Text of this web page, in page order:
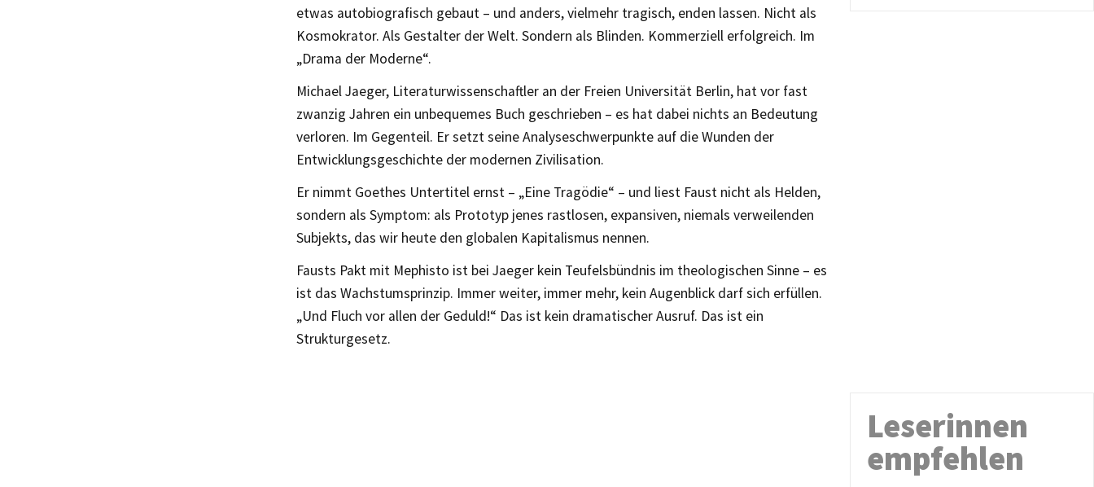
etwas autobiografisch gebaut – und anders, vielmehr tragisch, enden lassen. Nicht als
Kosmokrator. Als Gestalter der Welt. Sondern als Blinden. Kommerziell erfolgreich. Im
„Drama der Moderne“.
Michael Jaeger, Literaturwissenschaftler an der Freien Universität Berlin, hat vor fast
zwanzig Jahren ein unbequemes Buch geschrieben – es hat dabei nichts an Bedeutung
verloren. Im Gegenteil. Er setzt seine Analyseschwerpunkte auf die Wunden der
Entwicklungsgeschichte der modernen Zivilisation.
Er nimmt Goethes Untertitel ernst – „Eine Tragödie“ – und liest Faust nicht als Helden,
sondern als Symptom: als Prototyp jenes rastlosen, expansiven, niemals verweilenden
Subjekts, das wir heute den globalen Kapitalismus nennen.
Fausts Pakt mit Mephisto ist bei Jaeger kein Teufelsbündnis im theologischen Sinne – es
ist das Wachstumsprinzip. Immer weiter, immer mehr, kein Augenblick darf sich erfüllen.
„Und Fluch vor allen der Geduld!“ Das ist kein dramatischer Ausruf. Das ist ein
Strukturgesetz.
Leserinnen
empfehlen